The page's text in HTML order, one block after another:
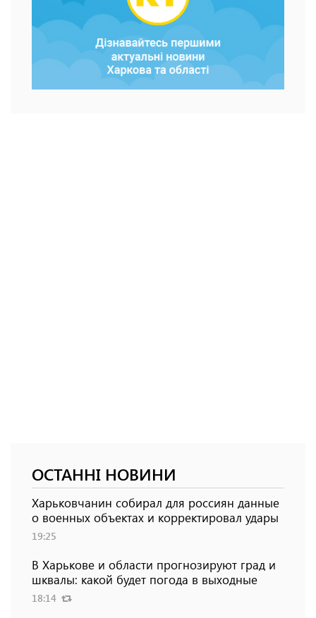
ОСТАННІ НОВИНИ
Харьковчанин собирал для россиян данные
о военных объектах и ​​корректировал удары
19:25
В Харькове и области прогнозируют град и
шквалы: какой будет погода в выходные
18:14